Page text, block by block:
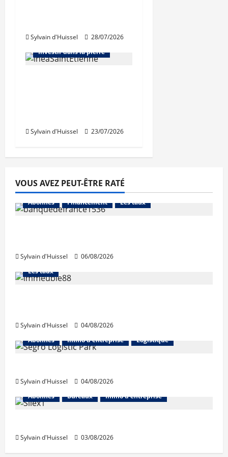
Sylvain d'Huissel 28/07/2026
Bureaux
Immo d'entreprise
Investir dans la pierre
Sylvain d'Huissel 23/07/2026
VOUS AVEZ PEUT-ÊTRE RATÉ
Abonnés Financement Les taux
Sylvain d'Huissel 06/08/2026
Abonnés Financement
Les taux
Sylvain d'Huissel
04/08/2026
Abonnés
Immo d'entreprise Logistique
Sylvain d'Huissel
04/08/2026
Abonnés
Bureaux Immo d'entreprise
Sylvain d'Huissel 03/08/2026